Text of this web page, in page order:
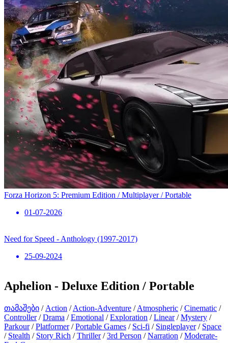
Forza Horizon 5: Premium Edition / Multiplayer / Portable
01-07-2026
Need for Speed ​​- Anthology (1997-2017)
25-09-2024
Aphelion - Deluxe Edition / Portable
თამაშები / Action /Action-Adventure /Atmospheric /Cinematic /
Controller/Drama /Emotional /Exploration /Linear/Mystery /
Parkour/Platformer/Portable Games / Sci-fi / Singleplayer/ Space
/ Stealth / Story Rich /Thriller/3rd Person /Narration /Moderate-